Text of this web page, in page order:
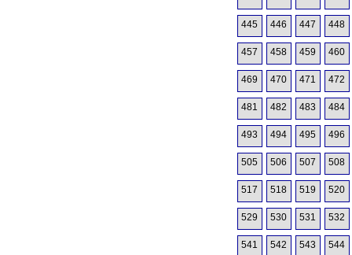
445 446 447 448
457 458 459 460
469 470 471 472
481 482 483 484
493 494 495 496
505 506 507 508
517 518 519 520
529 530 531 532
541 542 543 544